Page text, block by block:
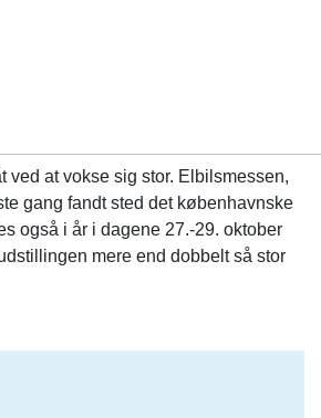
ved at vokse sig stor. Elbilsmessen,
gang fandt sted det københavnske
også i år i dagene 27.-29. oktober
mere end dobbelt så stor